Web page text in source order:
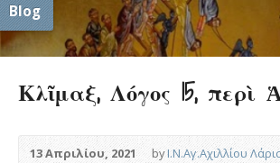
Blog
Κλῖμαξ, Λόγος 15, περὶ
13 Απριλίου, 2021 byΙ.Ν.Αγ.Αχιλλίου